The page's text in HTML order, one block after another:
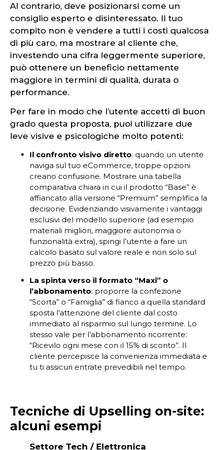
Al contrario, deve posizionarsi come un
consiglio esperto e disinteressato. Il tuo
compito non è vendere a tutti i costi qualcosa
di più caro, ma mostrare al cliente che,
investendo una cifra leggermente superiore,
può ottenere un beneficio nettamente
maggiore in termini di qualità, durata o
performance.
Per fare in modo che l’utente accetti di buon
grado questa proposta, puoi utilizzare due
leve visive e psicologiche molto potenti:
Il confronto visivo diretto: quando un utente
naviga sul tuo eCommerce, troppe opzioni
creano confusione. Mostrare una tabella
comparativa chiara in cui il prodotto “Base” è
affiancato alla versione “Premium” semplifica la
decisione. Evidenziando visivamente i vantaggi
esclusivi del modello superiore (ad esempio
materiali migliori, maggiore autonomia o
funzionalità extra), spingi l’utente a fare un
calcolo basato sul valore reale e non solo sul
prezzo più basso.
La spinta verso il formato “Maxi” o
l’abbonamento: proporre la confezione
“Scorta” o “Famiglia” di fianco a quella standard
sposta l’attenzione del cliente dal costo
immediato al risparmio sul lungo termine. Lo
stesso vale per l’abbonamento ricorrente:
“Ricevilo ogni mese con il 15% di sconto”. Il
cliente percepisce la convenienza immediata e
tu ti assicuri entrate prevedibili nel tempo.
Tecniche di Upselling on-site:
alcuni esempi
Settore Tech / Elettronica